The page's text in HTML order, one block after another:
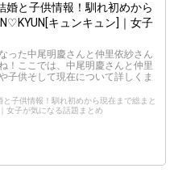
婚と子供情報！馴れ初めから
キュンキュン]｜女子
った中尾明慶さんと仲里依紗さん
！ここでは、中尾明慶さんと仲里
子供そして現在について詳しくま
子供情報！馴れ初めから現在まで総まと
女子が気になる話題まとめ